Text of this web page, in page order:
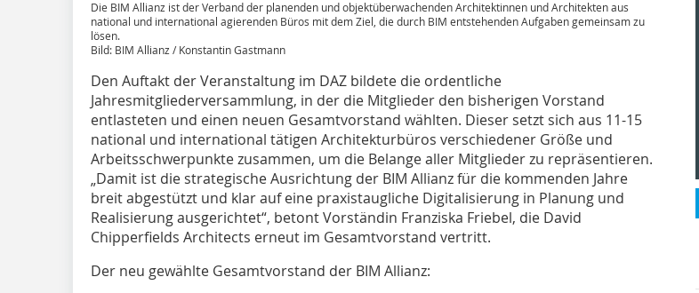
Die BIM Allianz ist der Verband der planenden und objektüberwachenden Architektinnen und Architekten aus
national und international agierenden Büros mit dem Ziel, die durch BIM entstehenden Aufgaben gemeinsam zu
lösen.
Bild: BIM Allianz / Konstantin Gastmann
Den Auftakt der Veranstaltung im DAZ bildete die ordentliche
Jahresmitgliederversammlung, in der die Mitglieder den bisherigen Vorstand
entlasteten und einen neuen Gesamtvorstand wählten. Dieser setzt sich aus 11-15
national und international tätigen Architekturbüros verschiedener Größe und
Arbeitsschwerpunkte zusammen, um die Belange aller Mitglieder zu repräsentieren.
„Damit ist die strategische Ausrichtung der BIM Allianz für die kommenden Jahre
breit abgestützt und klar auf eine praxistaugliche Digitalisierung in Planung und
Realisierung ausgerichtet“, betont Vorständin Franziska Friebel, die David
Chipperfields Architects erneut im Gesamtvorstand vertritt.
Der neu gewählte Gesamtvorstand der BIM Allianz: